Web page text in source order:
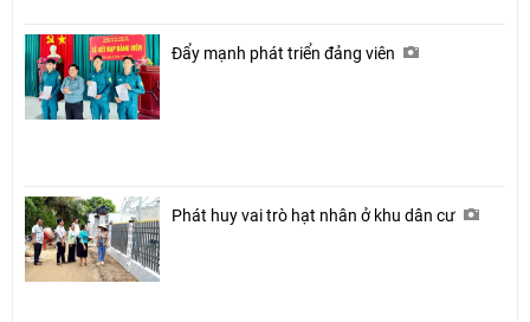
Đẩy mạnh phát triển đảng viên
Phát huy vai trò hạt nhân ở khu dân cư